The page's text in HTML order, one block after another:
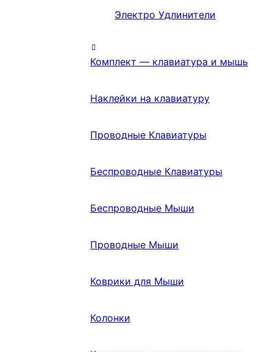
Электро Удлинители
Комплект — клавиатура и мышь
Наклейки на клавиатуру
Проводные Клавиатуры
Беспроводные Клавиатуры
Беспроводные Мыши
Проводные Мыши
Коврики для Мыши
Колонки